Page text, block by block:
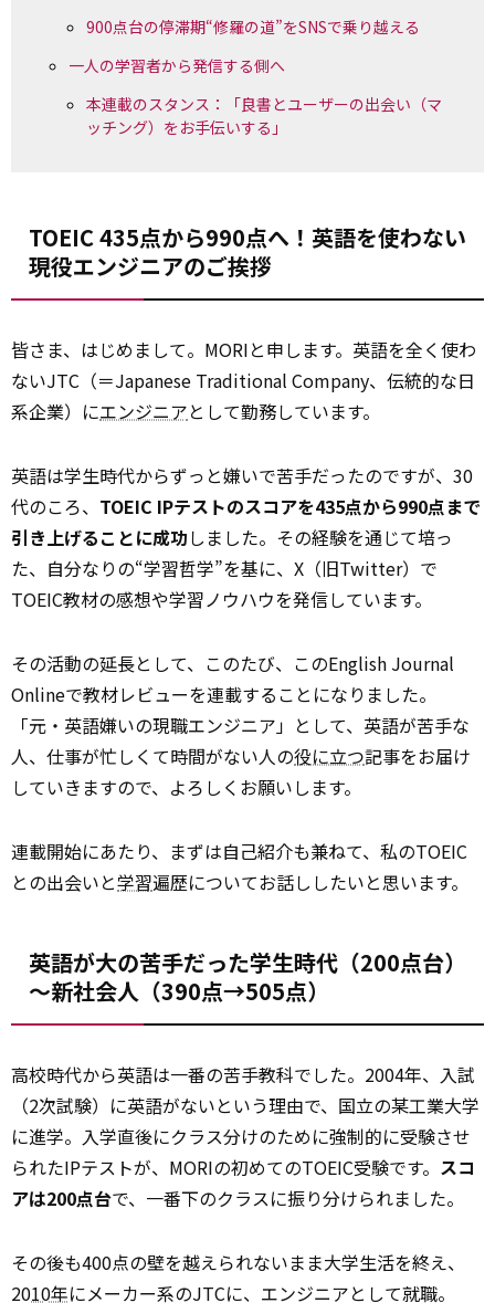
900点台の停滞期“修羅の道”をSNSで乗り越える
一人の学習者から発信する側へ
本連載のスタンス：「良書とユーザーの出会い（マ
ッチング）をお手伝いする」
TOEIC 435点から990点へ！英語を使わない
現役エンジニアのご挨拶
皆さま、はじめまして。MORIと申します。英語を全く使わ
ないJTC（＝Japanese Traditional Company、伝統的な日
系企業）にエンジニアとして勤務しています。
英語は学生時代からずっと嫌いで苦手だったのですが、30
代のころ、 TOEIC IPテストのスコアを435点から990点まで
引き上げることに成功しました。その経験を通じて培っ
た、自分なりの“学習哲学”を基に、X（旧Twitter）で
TOEIC教材の感想や学習ノウハウを発信しています。
その活動の延長として、このたび、このEnglish Journal
Onlineで教材レビューを連載することになりました。
「元・英語嫌いの現職エンジニア」として、英語が苦手な
人、仕事が忙しくて時間がない人の役に立つ記事をお届け
していきますので、よろしくお願いします。
連載開始にあたり、まずは自己紹介も兼ねて、私のTOEIC
との出会いと学習遍歴についてお話ししたいと思います。
英語が大の苦手だった学生時代（200点台）
～新社会人（390点→505点）
高校時代から英語は一番の苦手教科でした。2004年、入試
（2次試験）に英語がないという理由で、国立の某工業大学
に進学。入学直後にクラス分けのために強制的に受験させ
られたIPテストが、MORIの初めてのTOEIC受験です。 スコ
アは200点台で、一番下のクラスに振り分けられました。
その後も400点の壁を越えられないまま大学生活を終え、
2010年にメーカー系のJTCに、エンジニアとして就職。